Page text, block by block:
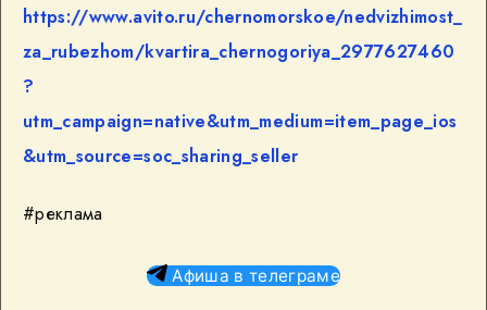
https://www.avito.ru/chernomorskoe/nedvizhimost_
za_rubezhom/kvartira_chernogoriya_2977627460
?
utm_campaign=native&utm_medium=item_page_ios
&utm_source=soc_sharing_seller
#реклама
Афиша в телеграме